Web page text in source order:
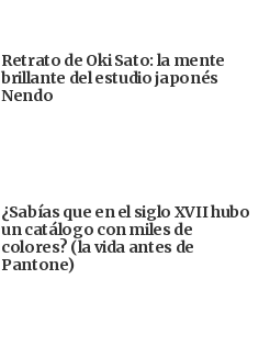
Retrato de Oki Sato: la mente
brillante del estudio japonés
Nendo
¿Sabías que en el siglo XVII hubo
un catálogo con miles de
colores? (la vida antes de
Pantone)